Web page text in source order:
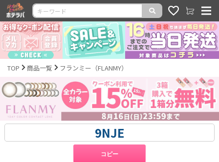
TOP 商品一覧 フランミー（FLANMY）
コピー